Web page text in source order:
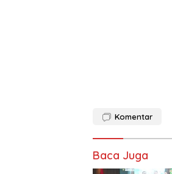
Komentar
Baca Juga